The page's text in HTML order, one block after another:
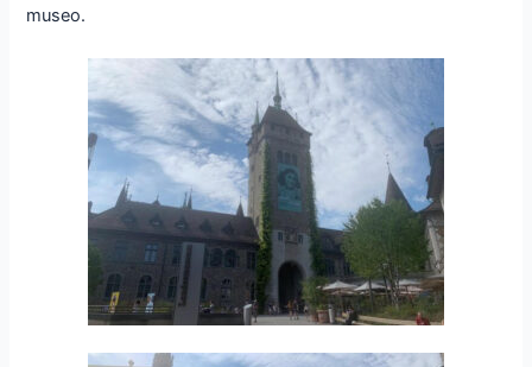
museo.